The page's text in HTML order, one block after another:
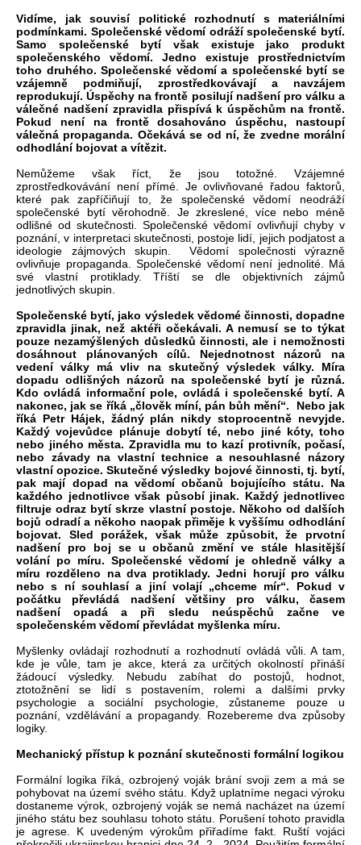
Vidíme, jak souvisí politické rozhodnutí s materiálními
podmínkami. Společenské vědomí odráží společenské bytí.
Samo společenské bytí však existuje jako produkt
společenského vědomí. Jedno existuje prostřednictvím
toho druhého. Společenské vědomí a společenské bytí se
vzájemně podmiňují, zprostředkovávají a navzájem
reprodukují. Úspěchy na frontě posilují nadšení pro válku a
válečné nadšení zpravidla přispívá k úspěchům na frontě.
Pokud není na frontě dosahováno úspěchu, nastoupí
válečná propaganda. Očekává se od ní, že zvedne morální
odhodlání bojovat a vítězit.
Nemůžeme však říct, že jsou totožné. Vzájemné
zprostředkovávání není přímé. Je ovlivňované řadou faktorů,
které pak zapříčiňují to, že společenské vědomí neodráží
společenské bytí věrohodně. Je zkreslené, více nebo méně
odlišné od skutečnosti. Společenské vědomí ovlivňují chyby v
poznání, v interpretaci skutečnosti, postoje lidí, jejich podjatost a
ideologie zájmových skupin. Vědomí společnosti výrazně
ovlivňuje propaganda. Společenské vědomí není jednolité. Má
své vlastní protiklady. Tříští se dle objektivních zájmů
jednotlivých skupin.
Společenské bytí, jako výsledek vědomé činnosti, dopadne
zpravidla jinak, než aktéři očekávali. A nemusí se to týkat
pouze nezamýšlených důsledků činnosti, ale i nemožnosti
dosáhnout plánovaných cílů. Nejednotnost názorů na
vedení války má vliv na skutečný výsledek války. Míra
dopadu odlišných názorů na společenské bytí je různá.
Kdo ovládá informační pole, ovládá i společenské bytí. A
nakonec, jak se říká „člověk míní, pán bůh mění“. Nebo jak
říká Petr Hájek, žádný plán nikdy stoprocentně nevyjde.
Každý vojevůdce plánuje dobytí té, nebo jiné kóty, toho
nebo jiného města. Zpravidla mu to kazí protivník, počasí,
nebo závady na vlastní technice a nesouhlasné názory
vlastní opozice. Skutečné výsledky bojové činnosti, tj. bytí,
pak mají dopad na vědomí občanů bojujícího státu. Na
každého jednotlivce však působí jinak. Každý jednotlivec
filtruje odraz bytí skrze vlastní postoje. Někoho od dalších
bojů odradí a někoho naopak přiměje k vyššímu odhodlání
bojovat. Sled porážek, však může způsobit, že prvotní
nadšení pro boj se u občanů změní ve stále hlasitější
volání po míru. Společenské vědomí je ohledně války a
míru rozděleno na dva protiklady. Jedni horují pro válku
nebo s ní souhlasí a jiní volají „chceme mír“. Pokud v
počátku převládá nadšení většiny pro válku, časem
nadšení opadá a při sledu neúspěchů začne ve
společenském vědomí převládat myšlenka míru.
Myšlenky ovládají rozhodnutí a rozhodnutí ovládá vůli. A tam,
kde je vůle, tam je akce, která za určitých okolností přináší
žádoucí výsledky. Nebudu zabíhat do postojů, hodnot,
ztotožnění se lidí s postavením, rolemi a dalšími prvky
psychologie a sociální psychologie, zůstaneme pouze u
poznání, vzdělávání a propagandy. Rozebereme dva způsoby
logiky.
Mechanický přístup k poznání skutečnosti formální logikou
Formální logika říká, ozbrojený voják brání svoji zem a má se
pohybovat na území svého státu. Když uplatníme negaci výroku
dostaneme výrok, ozbrojený voják se nemá nacházet na území
jiného státu bez souhlasu tohoto státu. Porušení tohoto pravidla
je agrese. K uvedeným výrokům přiřadíme fakt. Ruští vojáci